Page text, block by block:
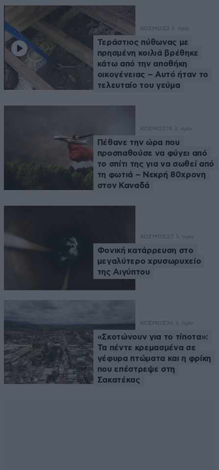
ΚΟΣΜΟΣ3 λ. πριν
Τεράστιος πύθωνας με
πρησμένη κοιλιά βρέθηκε
κάτω από την αποθήκη
οικογένειας – Αυτό ήταν το
τελευταίο του γεύμα
ΚΟΣΜΟΣ 19 λ. πριν
Πέθανε την ώρα που
προσπαθούσε να φύγει από
το σπίτι της για να σωθεί από
τη φωτιά – Νεκρή 80χρονη
στον Καναδά
ΚΟΣΜΟΣ27 λ. πριν
Φονική κατάρρευση στο
μεγαλύτερο χρυσωρυχείο
της Αιγύπτου
ΚΟΣΜΟΣ36 λ. πριν
«Σκοτώνουν για το τίποτα»:
Τα πέντε κρεμασμένα σε
γέφυρα πτώματα και η φρίκη
που επέστρεψε στη
Σακατέκας